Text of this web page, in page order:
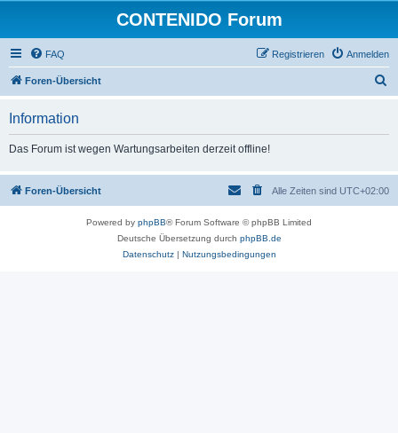
CONTENIDO Forum
FAQ Anmelden
Registrieren
Foren-Übersicht
Information
Das Forum ist wegen Wartungsarbeiten derzeit offline!
Foren-Übersicht Alle Zeiten sind UTC+02:00
Powered by phpBB® Forum Software © phpBB Limited
Deutsche Übersetzung durch phpBB.de
Datenschutz| Nutzungsbedingungen